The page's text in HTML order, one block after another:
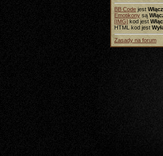
BB Code jest
Emotikony są
[IMG] kod jest
HTML kod jest
Zasady na forum